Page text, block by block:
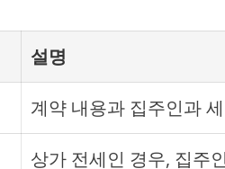
설명
계약 내용과 집주인과
상가 전세인 경우, 집주